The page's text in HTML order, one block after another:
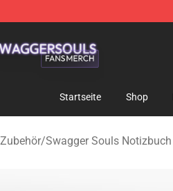
Startseite Shop
/Swagger Souls Notizbuch